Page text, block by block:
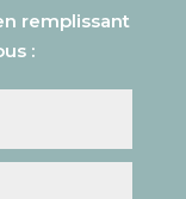
remplissant
: